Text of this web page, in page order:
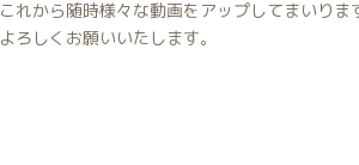
これから随時様々な動画をアップしてまいり
よろしくお願いいたします。